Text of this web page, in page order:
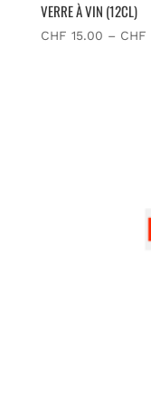
VERRE À VIN (12CL)
CHF 15.00 – CHF